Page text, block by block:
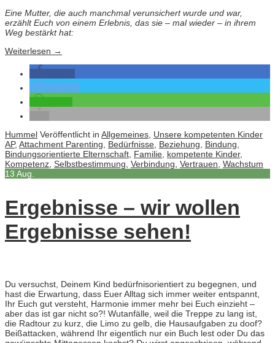
Eine Mutter, die auch manchmal verunsichert wurde und war,
erzählt Euch von einem Erlebnis, das sie – mal wieder – in ihrem
Weg bestärkt hat:
Weiterlesen →
Hummel Veröffentlicht in Allgemeines Unsere kompetenten Kinder
AP, Attachment Parenting Bedürfnisse Beziehung Bindung
Bindungsorientierte Elternschaft Familie kompetente Kinder,
Kompetenz Selbstbestimmung Verbindung Vertrauen Wachstum
13 Aug.
Ergebnisse – wir wollen
Ergebnisse sehen!
Du versuchst, Deinem Kind bedürfnisorientiert zu begegnen, und
hast die Erwartung, dass Euer Alltag sich immer weiter entspannt,
Ihr Euch gut versteht, Harmonie immer mehr bei Euch einzieht –
aber das ist gar nicht so?! Wutanfälle, weil die Treppe zu lang ist,
die Radtour zu kurz, die Limo zu gelb, die Hausaufgaben zu doof?
Beißattacken, während Ihr eigentlich nur ein Buch lest oder Du das